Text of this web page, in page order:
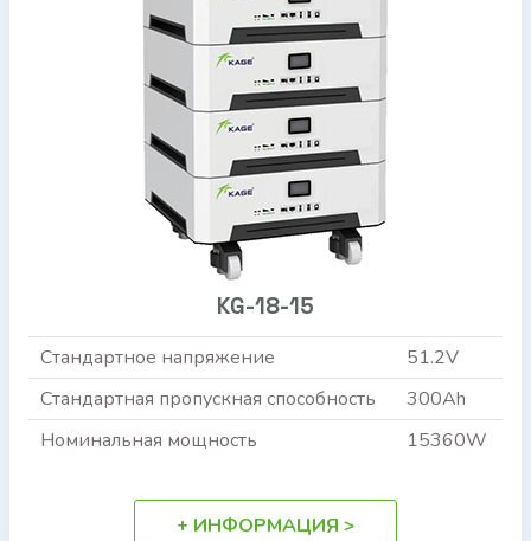
KG-18-15
Стандартное напряжение
51.2V
Стандартная пропускная способность
300Ah
Номинальная мощность
15360W
+ ИНФОРМАЦИЯ >